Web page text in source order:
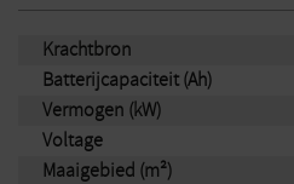
Krachtbron
Batterijcapaciteit (Ah)
Vermogen (kW)
Voltage
Maaigebied (m²)